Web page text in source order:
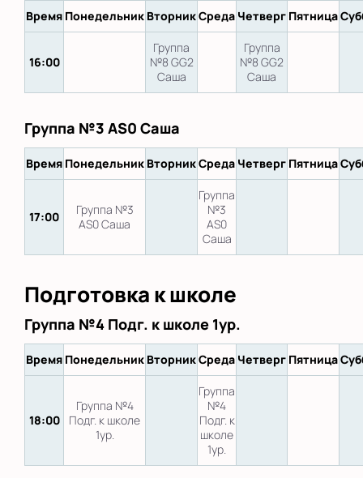
Время Понедельник ВторникСреда Четверг Пятница
16:00
Группа
№8 GG2
Саша
Группа
№8 GG2
Саша
Группа №3 AS0 Саша
Время Понедельник ВторникСреда Четверг Пятница
17:00
Группа №3
AS0 Саша
Группа
№3
AS0
Саша
Подготовка к школе
Группа №4 Подг. к школе 1ур.
Время Понедельник ВторникСреда Четверг Пятница
18:00
Группа №4
Подг. к школе
1ур.
Группа
№4
Подг. к
школе
1ур.